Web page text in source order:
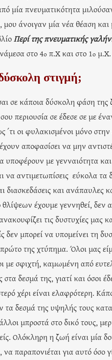
μία πνευματικότητα
άνοιγαν μία νέα θέαση
Περί της πνευματικής
στο 4ο π.Χ και στο 1ο μ.Χ.
στιγμή;
σε κάποια δύσκολη φάση της
περιουσία σε έδεσε σε με
΄τι οι φυλακισμένοι μόνο
αποφασίσει να μην
με γενναιότητα
να αντιμετωπίσεις εύκολα
διασκεδάσεις και ανάπαυλες
έχουμε γεννηθεί, δεν
τις δυστυχίες μας
δεν μπορεί να υπομείνει τη
της χτύπημα. Όλοι μας
με σφιχτή, καμωμένη από
δεσμά της, γιατί και όσοι
χέρι είναι ελαφρότερη.
τα δεσμά της υψηλής τους
μπροστά στο δικό τους,
Ολόκληρη η ζωή είναι μία
παραπονιέται για αυτό όσο